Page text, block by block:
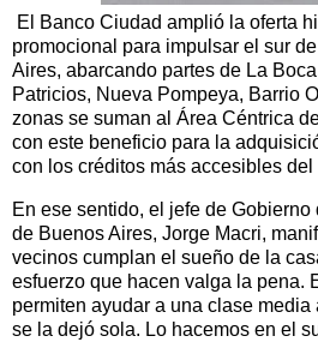
El Banco Ciudad amplió la oferta
promocional para impulsar el sur
Aires, abarcando partes de La
Patricios, Nueva Pompeya, Barrio
zonas se suman al Área Céntrica
con este beneficio para la
con los créditos más accesibles del
En ese sentido, el jefe de
de Buenos Aires, Jorge Macri,
vecinos cumplan el sueño de la
esfuerzo que hacen valga la pena.
permiten ayudar a una clase
se la dejó sola. Lo hacemos en el